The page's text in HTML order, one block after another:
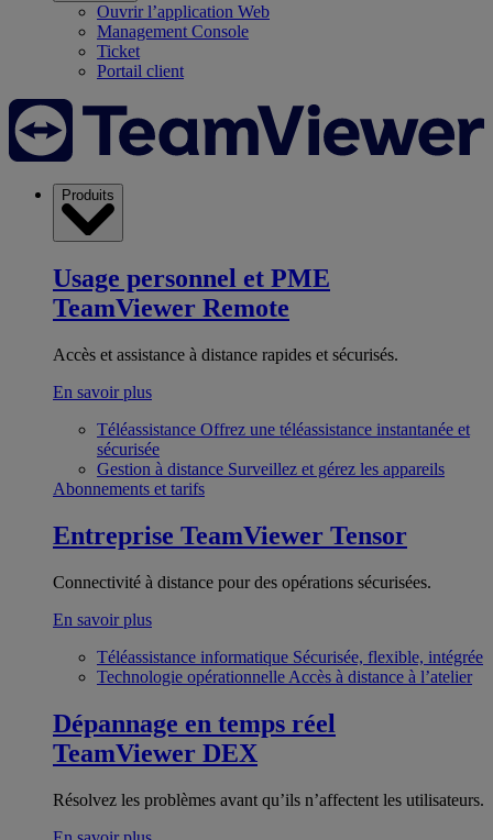
Ouvrir l’application Web
Management Console
Ticket
Portail client
Produits
Usage personnel et PME
TeamViewer Remote
Accès et assistance à distance rapides et sécurisés.
En savoir plus
Téléassistance Offrez une téléassistance instantanée et
sécurisée
Gestion à distance Surveillez et gérez les appareils
Abonnements et tarifs
Entreprise TeamViewer Tensor
Connectivité à distance pour des opérations sécurisées.
En savoir plus
Téléassistance informatique Sécurisée, flexible, intégrée
Technologie opérationnelle Accès à distance à l’atelier
Dépannage en temps réel
TeamViewer DEX
Résolvez les problèmes avant qu’ils n’affectent les utilisateurs.